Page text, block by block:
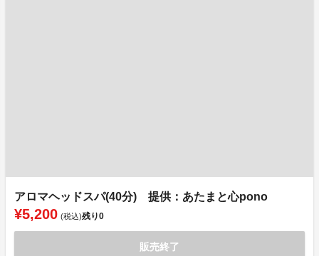
アロマヘッドスパ(40分) 提供：あたまと心pono
¥5,200 (税込)残り0
販売終了